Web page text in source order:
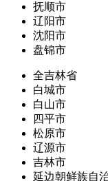
抚顺市
辽阳市
沈阳市
盘锦市
全吉林省
白城市
白山市
四平市
松原市
辽源市
吉林市
延边朝鲜族自